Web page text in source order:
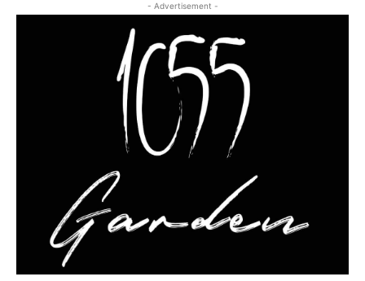
- Advertisement -